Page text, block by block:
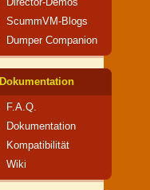
Director-Demos
ScummVM-Blogs
Dumper Companion
Dokumentation
F.A.Q.
Dokumentation
Kompatibilität
Wiki